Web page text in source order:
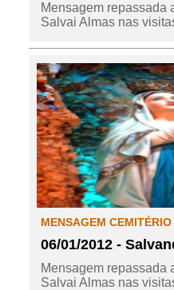
Mensagem repassada
Salvai Almas nas
MENSAGEM CEMITÉRIO
06/01/2012 -
Mensagem repassada
Salvai Almas nas